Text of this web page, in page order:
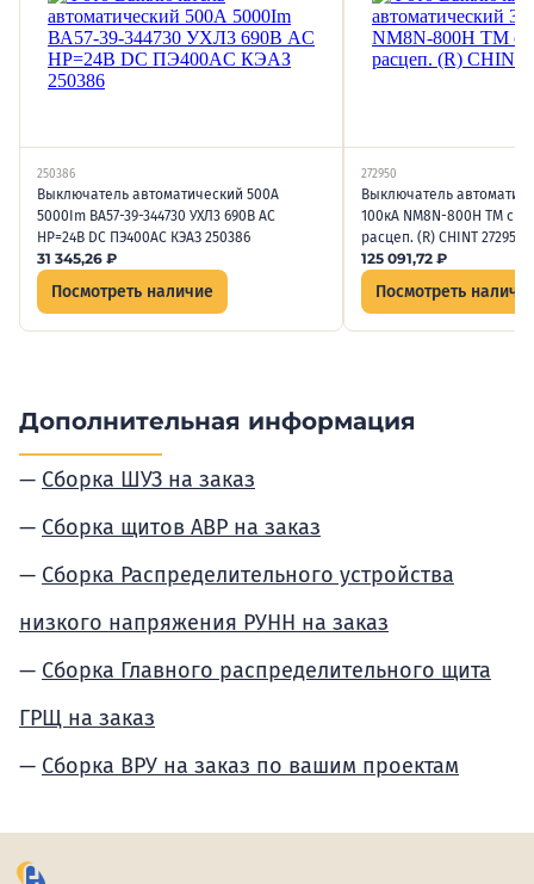
250386
Выключатель автоматический 500А
5000Im ВА57-39-344730 УХЛ3 690В AC
НР=24В DC ПЭ400AC КЭАЗ 250386
31 345,26 ₽
Посмотреть наличие
272950
Выключатель
100кА NM8N-800H TM с
расцеп. (R) CHINT 272950
125 091,72 ₽
Посмотреть
Дополнительная информация
Сборка ШУЗ на заказ
Сборка щитов АВР на заказ
Сборка Распределительного устройства
низкого напряжения РУНН на заказ
Сборка Главного распределительного щита
ГРЩ на заказ
Сборка ВРУ на заказ по вашим проектам